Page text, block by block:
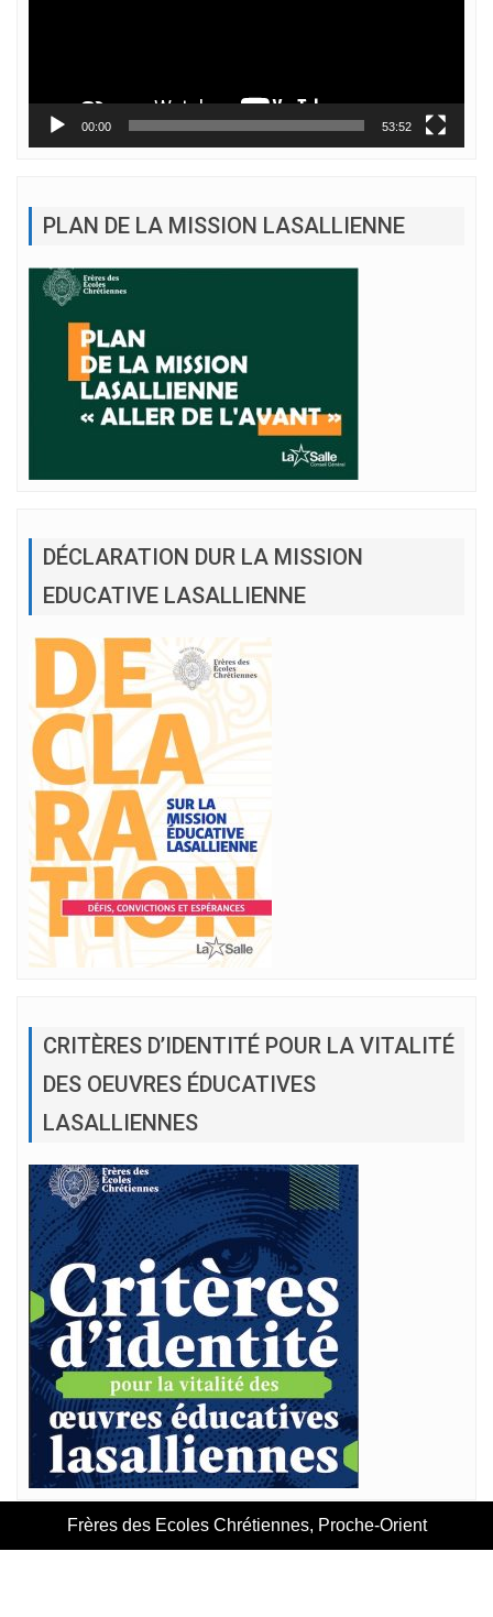
00:00 53:52
PLAN DE LA MISSION LASALLIENNE
DÉCLARATION DUR LA MISSION
EDUCATIVE LASALLIENNE
CRITÈRES D’IDENTITÉ POUR LA VITALITÉ
DES OEUVRES ÉDUCATIVES
LASALLIENNES
Frères des Ecoles Chrétiennes, Proche-Orient